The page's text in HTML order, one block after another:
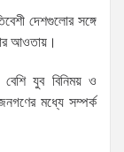
দেশগুলোর সঙ্গে
আওতায়।
যুব বিনিময় ও
মধ্যে সম্পর্ক